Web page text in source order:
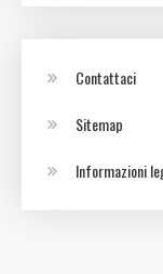
Contattaci
Sitemap
Informazioni